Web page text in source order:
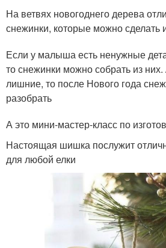
На ветвях новогоднего дерева
снежинки, которые можно сделать
Если у малыша есть ненужные
то снежинки можно собрать из
лишние, то после Нового года
разобрать
А это мини-мастер-класс по
Настоящая шишка послужит
для любой елки